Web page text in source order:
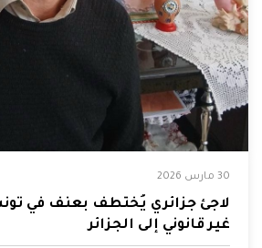
30 مارس 2026
لاجئ جزائري يُختطف بعنف في
غير قانوني إلى الجزائر